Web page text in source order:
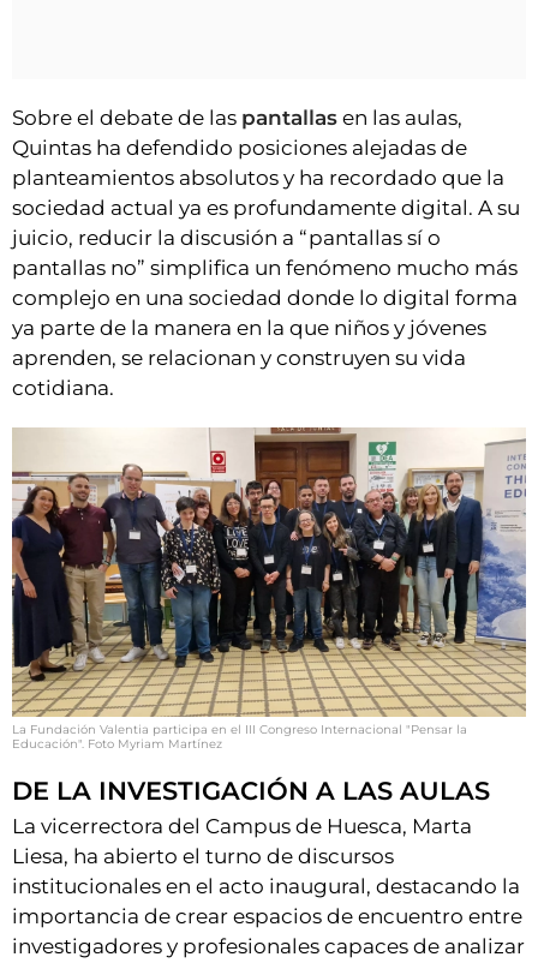
Sobre el debate de las pantallas en las aulas,
Quintas ha defendido posiciones alejadas de
planteamientos absolutos y ha recordado que la
sociedad actual ya es profundamente digital. A su
juicio, reducir la discusión a “pantallas sí o
pantallas no” simplifica un fenómeno mucho más
complejo en una sociedad donde lo digital forma
ya parte de la manera en la que niños y jóvenes
aprenden, se relacionan y construyen su vida
cotidiana.
La Fundación Valentia participa en el III Congreso Internacional "Pensar la
Educación". Foto Myriam Martínez
DE LA INVESTIGACIÓN A LAS AULAS
La vicerrectora del Campus de Huesca, Marta
Liesa, ha abierto el turno de discursos
institucionales en el acto inaugural, destacando la
importancia de crear espacios de encuentro entre
investigadores y profesionales capaces de analizar